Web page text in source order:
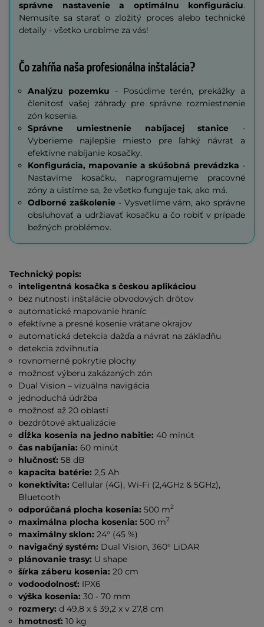
správne nastavenie a optimálnu konfiguráciu.
Nemusíte sa starať o zložitý proces alebo technické
detaily - všetko urobíme za vás!
Čo zahŕňa naša profesionálna inštalácia?
Analýzu pozemku - Posúdime terén, prekážky a
členitosť vašej záhrady pre správne rozmiestnenie
zón kosenia.
Správne umiestnenie nabíjacej stanice -
Vyberieme najlepšie miesto pre ľahký návrat a
efektívne nabíjanie kosačky.
Konfigurácia, mapovanie a skúšobná prevádzka -
Nastavíme kosačku, naprogramujeme pracovné
zóny a uistíme sa, že všetko funguje tak, ako má.
Odborné zaškolenie - Vysvetlíme vám, ako správne
obsluhovať a udržiavať kosačku a čo robiť v prípade
bežných problémov.
Technický popis:
inteligentná kosačka s českou aplikáciou
bez nutnosti inštalácie obvodových drôtov
automatické mapovanie hraníc
efektívne a presné kosenie vrátane okrajov
automatická detekcia dažďa a návrat na základňu
detekcia zdvihnutia
rovnomerné pokrytie plochy
možnosť výberu zakázaných zón
Dual Vision – vizuálna navigácia
jednoduchá údržba
možnosť až 20 oblastí
bezdrôtové aktualizácie
dĺžka kosenia na jedno nabitie: 40 minút
čas nabíjania: 60 minút
hlučnosť: 58 dB
kapacita batérie: 2,5 Ah
konektivita: Cellular (4G), Wi-Fi (2,4GHz & 5GHz),
Bluetooth
odporúčaná plocha kosenia: 500 m2
maximálna plocha kosenia: 500 m2
maximálny sklon: 24° (45 %)
navigačný systém: Dual Vision, 360° LiDAR
plánovanie trasy: U shape
šírka záberu kosenia: 20 cm
vodoodolnosť: IPX6
výška kosenia: 30 - 70 mm
rozmery: d 49,8 x š 39,2 x v 27,8 cm
hmotnosť: 10 kg